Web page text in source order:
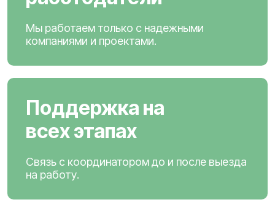
Мы работаем только с надежными
компаниями и проектами.
Поддержка на
всех этапах
Связь с координатором до и после выезда
на работу.